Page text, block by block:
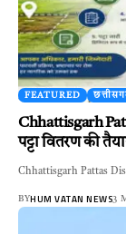
FEATURED
Chhattisgarh
पट्टा वितरण की
Chhattisgarh Pattas
BYHUM VATAN NEWS3